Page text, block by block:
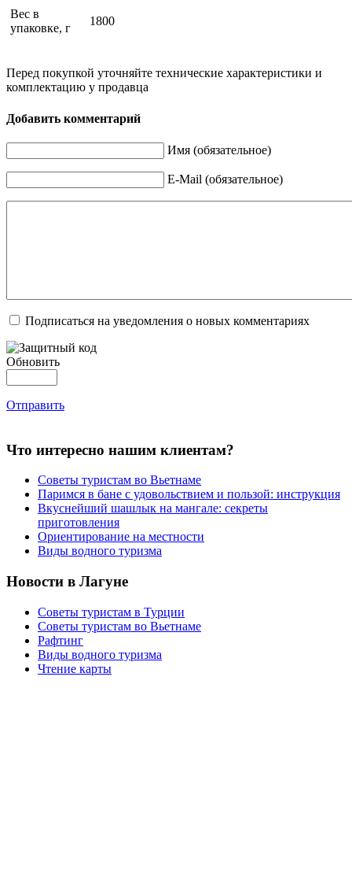
Вес в
упаковке, г
1800
Перед покупкой уточняйте технические характеристики и
комплектацию у продавца
Добавить комментарий
Имя (обязательное)
E-Mail (обязательное)
Подписаться на уведомления о новых комментариях
Обновить
Отправить
Что интересно нашим клиентам?
Советы туристам во Вьетнаме
Паримся в бане с удовольствием и пользой: инструкция
Вкуснейший шашлык на мангале: секреты
приготовления
Ориентирование на местности
Виды водного туризма
Новости в Лагуне
Советы туристам в Турции
Советы туристам во Вьетнаме
Рафтинг
Виды водного туризма
Чтение карты